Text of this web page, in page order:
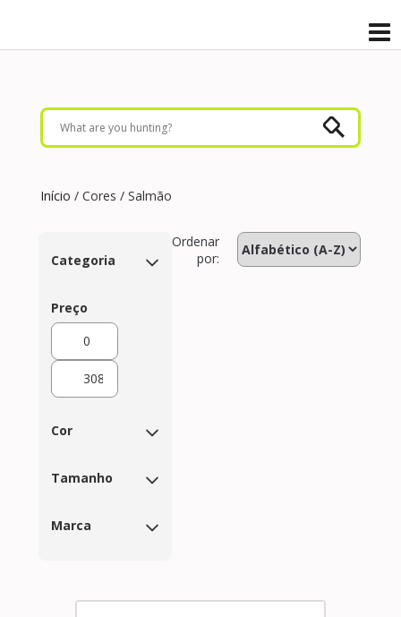
Início / Cores / Salmão
Categoria
Preço
Cor
Tamanho
Marca
Ordenar
por: